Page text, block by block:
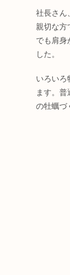
社長さん
親切な方
でも肩身
した。
いろいろ
ます。
の牡蠣づ